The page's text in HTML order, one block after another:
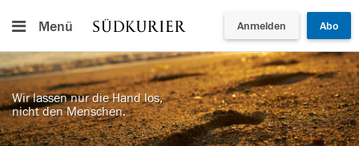
Menü Anmelden Abo
Wir lassen nur die Hand los,
nicht den Menschen.